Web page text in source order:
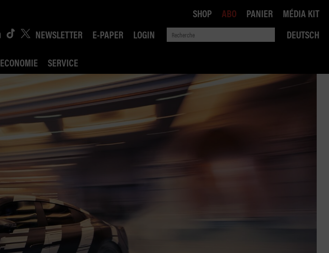
NEWSLETTER E-PAPER LOGIN
DEUTSCH
ECONOMIE SERVICE
ROBIN ROAD
AI CONSEIL JURIDIQUE
POLITIQUE DES TRANSPORTS
COMPÉTITION
SHOP ABO PANIER MÉDIA KIT